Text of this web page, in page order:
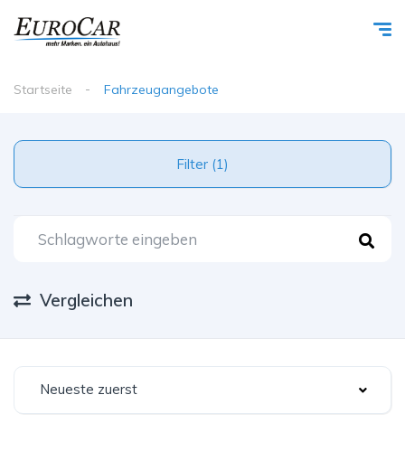
Startseite Fahrzeugangebote
Filter (1)
Vergleichen
Neueste zuerst